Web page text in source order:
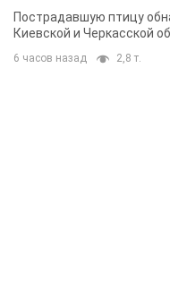
Пострадавшую птицу
Киевской и Черкасской
6 часов назад 2,8 т.